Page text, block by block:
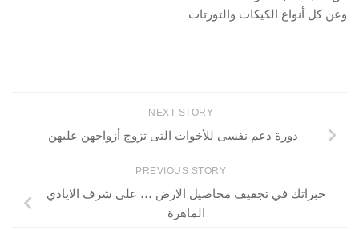
وعن كل أنواع الكيكات والتورتات
NEXT STORY
دورة دعم نفسى للأخوات التى تزوج أزواجهن عليهن
PREVIOUS STORY
خبراتك في تجفيف محاصيل الارض ،،، على شرف الايادي
الماهرة